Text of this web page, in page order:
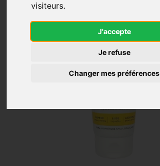
visiteurs.
J'accepte
Je refuse
Changer mes préférences